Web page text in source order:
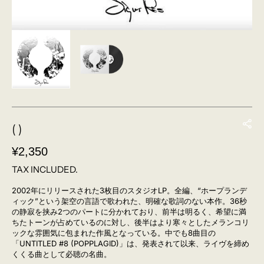
( )
REGULAR
PRICE
¥2,350
TAX INCLUDED.
2002年にリリースされた3枚目のスタジオLP。 全編、“ホープランデ
ィック”という架空の言語で歌われた、明確な歌詞のない本作。 36秒
の静寂を挟み2つのパートに分かれており、前半は明るく、希望に満
ちたトーンが占めているのに対し、後半はより寒々としたメランコリ
ックな雰囲気に包まれた作風となっている。中でも8曲目の
「UNTITLED #8 (POPPLAGID)」は、発表されて以来、ライヴを締め
くくる曲として必聴の名曲。